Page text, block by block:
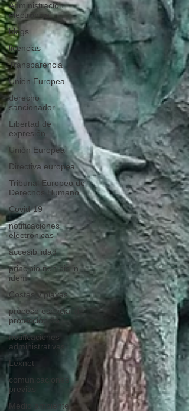
Administración
electrónica
blogs
licencias
Transparencia
Unión Europea
derecho
sancionador
Libertad de
expresión
Unión Europea
Directiva europea
Tribunal Europeo de
Derechos Humano
Covid-19
notificaciones
electrónicas
accesibilidad
principio non bis in
idem
Costas y playas
proceso especial de
protección de l
notificaciones
administrativas
Lexnet
comunicaciones
previas
Medio ambiente